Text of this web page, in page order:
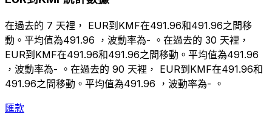
在過去的 7 天裡， EUR到KMF在491.96和491.96之間移
動。平均值為491.96 ，波動率為- 。在過去的 30 天裡，
EUR到KMF在491.96和491.96之間移動。平均值為491.96
，波動率為- 。在過去的 90 天裡， EUR到KMF在491.96和
491.96之間移動。平均值為491.96 ，波動率為- 。
匯款